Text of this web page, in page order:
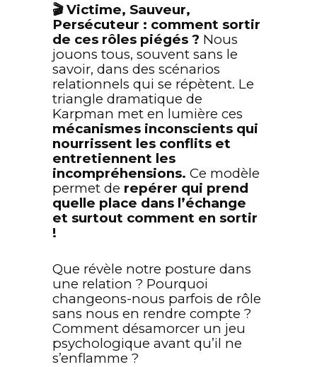
🎬 Victime, Sauveur,
Persécuteur : comment sortir
de ces rôles piégés ? Nous
jouons tous, souvent sans le
savoir, dans des scénarios
relationnels qui se répètent. Le
triangle dramatique de
Karpman met en lumière ces
mécanismes inconscients qui
nourrissent les conflits et
entretiennent les
incompréhensions. Ce modèle
permet de repérer qui prend
quelle place dans l’échange
et surtout comment en sortir
!
Que révèle notre posture dans
une relation ? Pourquoi
changeons-nous parfois de rôle
sans nous en rendre compte ?
Comment désamorcer un jeu
psychologique avant qu’il ne
s’enflamme ?